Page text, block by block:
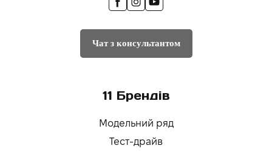
Чат з консультантом
11 Брендів
Модельний ряд
Тест-драйв